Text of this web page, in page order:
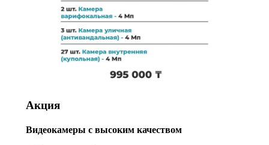
Акция
Видеокамеры с высоким качеством